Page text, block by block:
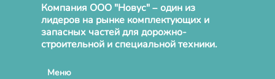
Компания ООО "Новус" – один из
лидеров на рынке комплектующих и
запасных частей для дорожно-
строительной и специальной техники.
Меню